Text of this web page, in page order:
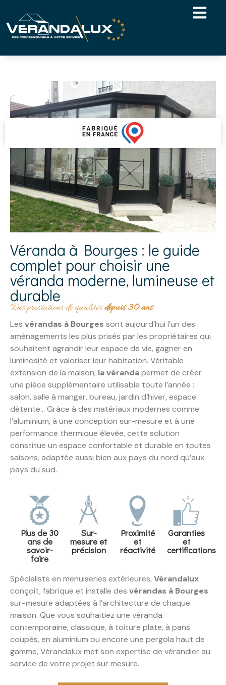
Véranda à Bourges : le guide
complet pour choisir une
véranda moderne, lumineuse et
durable
Des prestations de qualitésdepuis 30 ans
Les vérandas à Bourges sont aujourd’hui l’un des
aménagements les plus prisés par les propriétaires qui
souhaitent agrandir leur espace de vie, gagner en
luminosité et valoriser leur habitation. Véritable
extension de la maison, la vérandapermet de créer
une pièce supplémentaire utilisable toute l’année :
salon, salle à manger, bureau, jardin d’hiver, espace
détente… Grâce à des matériaux modernes comme
l’aluminium, à une conception sur-mesure et à une
performance thermique élevée, cette solution
constitue un espace confortable et durable en toutes
saisons, adaptée aussi bien aux pays du nord qu’aux
pays du sud.
Plus de 30
ans de
savoir-
faire
Sur-
mesure et
précision
Proximité
et
réactivité
Garanties
et
certifications
Spécialiste en menuiseries extérieures, Vérandalux
conçoit, fabrique et installe des vérandas à Bourges
sur-mesure adaptées à l’architecture de chaque
maison. Que vous souhaitiez une véranda
contemporaine, classique, à toiture plate, à pans
coupés, en aluminium ou encore une pergola haut de
gamme, Vérandalux met son expertise de vérandier au
service de votre projet sur mesure.